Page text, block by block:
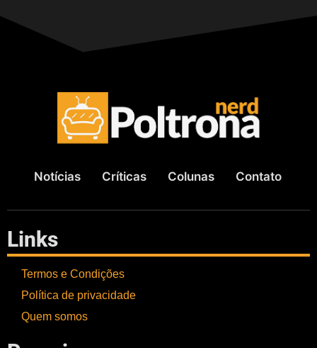
Notícias Críticas Colunas Contato
Links
Termos e Condições
Política de privacidade
Quem somos